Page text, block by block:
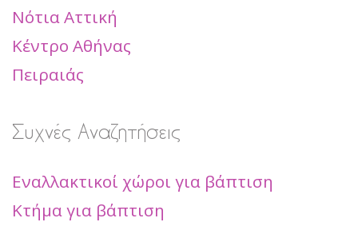
Νότια Αττική
Κέντρο Αθήνας
Πειραιάς
Συχνές Αναζητήσεις
Εναλλακτικοί χώροι για βάπτιση
Κτήμα για βάπτιση